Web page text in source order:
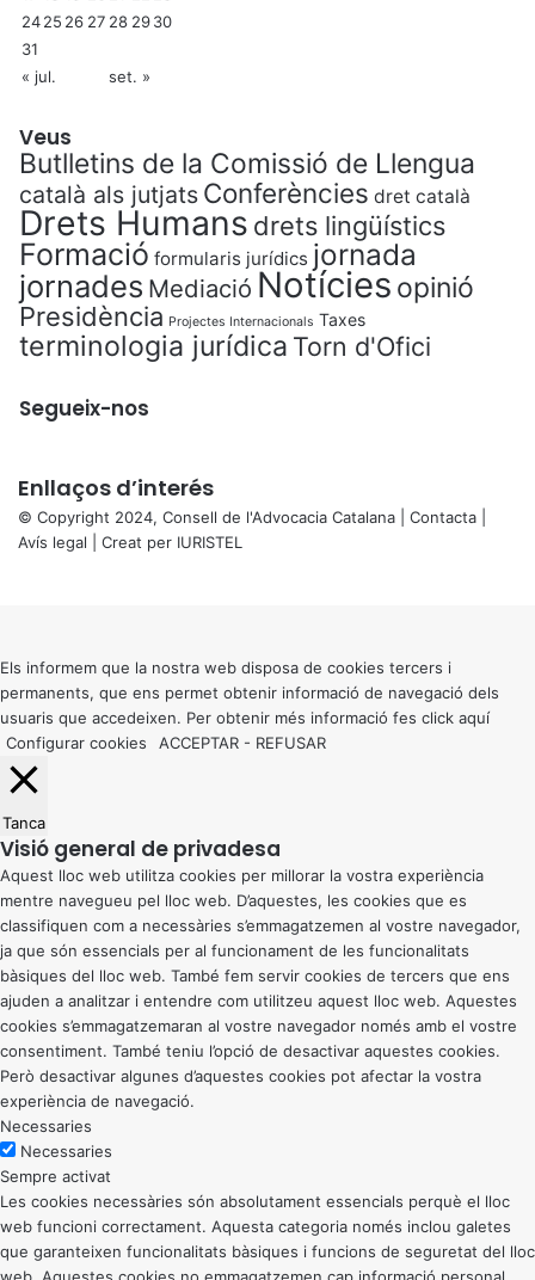
2425 26 27 28 2930
31
« jul.
set. »
Veus
Butlletins de la Comissió de Llengua
català als jutjats Conferències dret català
Drets Humans drets lingüístics
Formació formularis jurídics jornada
jornades Mediació Notícies opinió
Presidència Projectes Internacionals Taxes
terminologia jurídica Torn d'Ofici
Segueix-nos
Enllaços d’interés
© Copyright 2024, Consell de l'Advocacia Catalana | Contacta
Avís legal | Creat per IURISTEL
button
Els informem que la nostra web disposa de cookies tercers i
permanents, que ens permet obtenir informació de navegació dels
usuaris que accedeixen. Per obtenir més informació fes click aquí
Configurar cookies
ACCEPTAR - REFUSAR
Tanca
Visió general de privadesa
Aquest lloc web utilitza cookies per millorar la vostra experiència
mentre navegueu pel lloc web. D’aquestes, les cookies que es
classifiquen com a necessàries s’emmagatzemen al vostre navegador,
ja que són essencials per al funcionament de les funcionalitats
bàsiques del lloc web. També fem servir cookies de tercers que ens
ajuden a analitzar i entendre com utilitzeu aquest lloc web. Aquestes
cookies s’emmagatzemaran al vostre navegador només amb el vostre
consentiment. També teniu l’opció de desactivar aquestes cookies.
Però desactivar algunes d’aquestes cookies pot afectar la vostra
experiència de navegació.
Necessaries
Necessaries
Sempre activat
Les cookies necessàries són absolutament essencials perquè el lloc
web funcioni correctament. Aquesta categoria només inclou galetes
que garanteixen funcionalitats bàsiques i funcions de seguretat del lloc